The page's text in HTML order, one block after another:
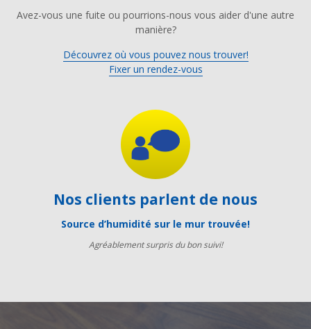
Avez-vous une fuite ou pourrions-nous vous aider d'une autre
manière?
Découvrez où vous pouvez nous trouver!
Fixer un rendez-vous
Nos clients parlent de nous
Source d’humidité sur le mur trouvée!
Agréablement surpris du bon suivi!